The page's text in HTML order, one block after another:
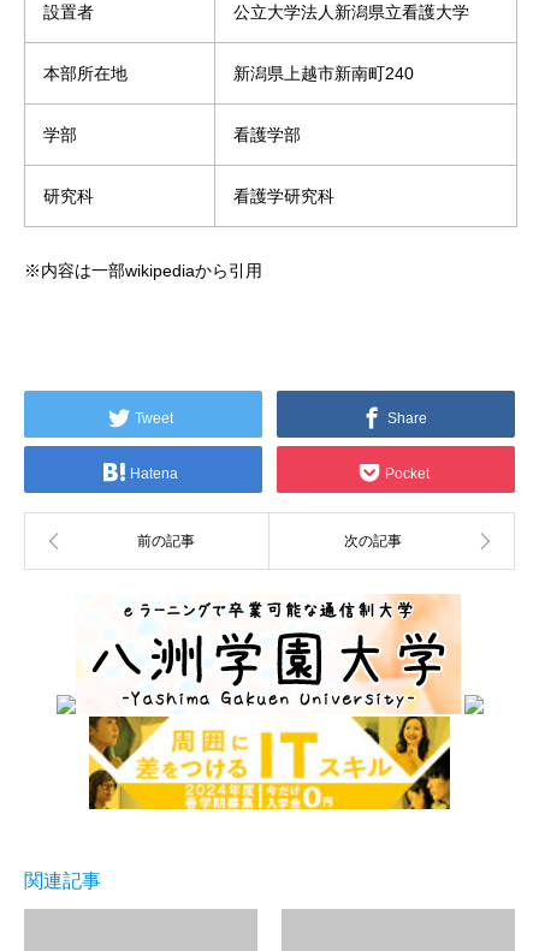
設置者 公立大学法人新潟県立看護大学
本部所在地 新潟県上越市新南町240
学部 看護学部
研究科 看護学研究科
※内容は一部wikipediaから引用
Tweet Share
Hatena Pocket
関連記事